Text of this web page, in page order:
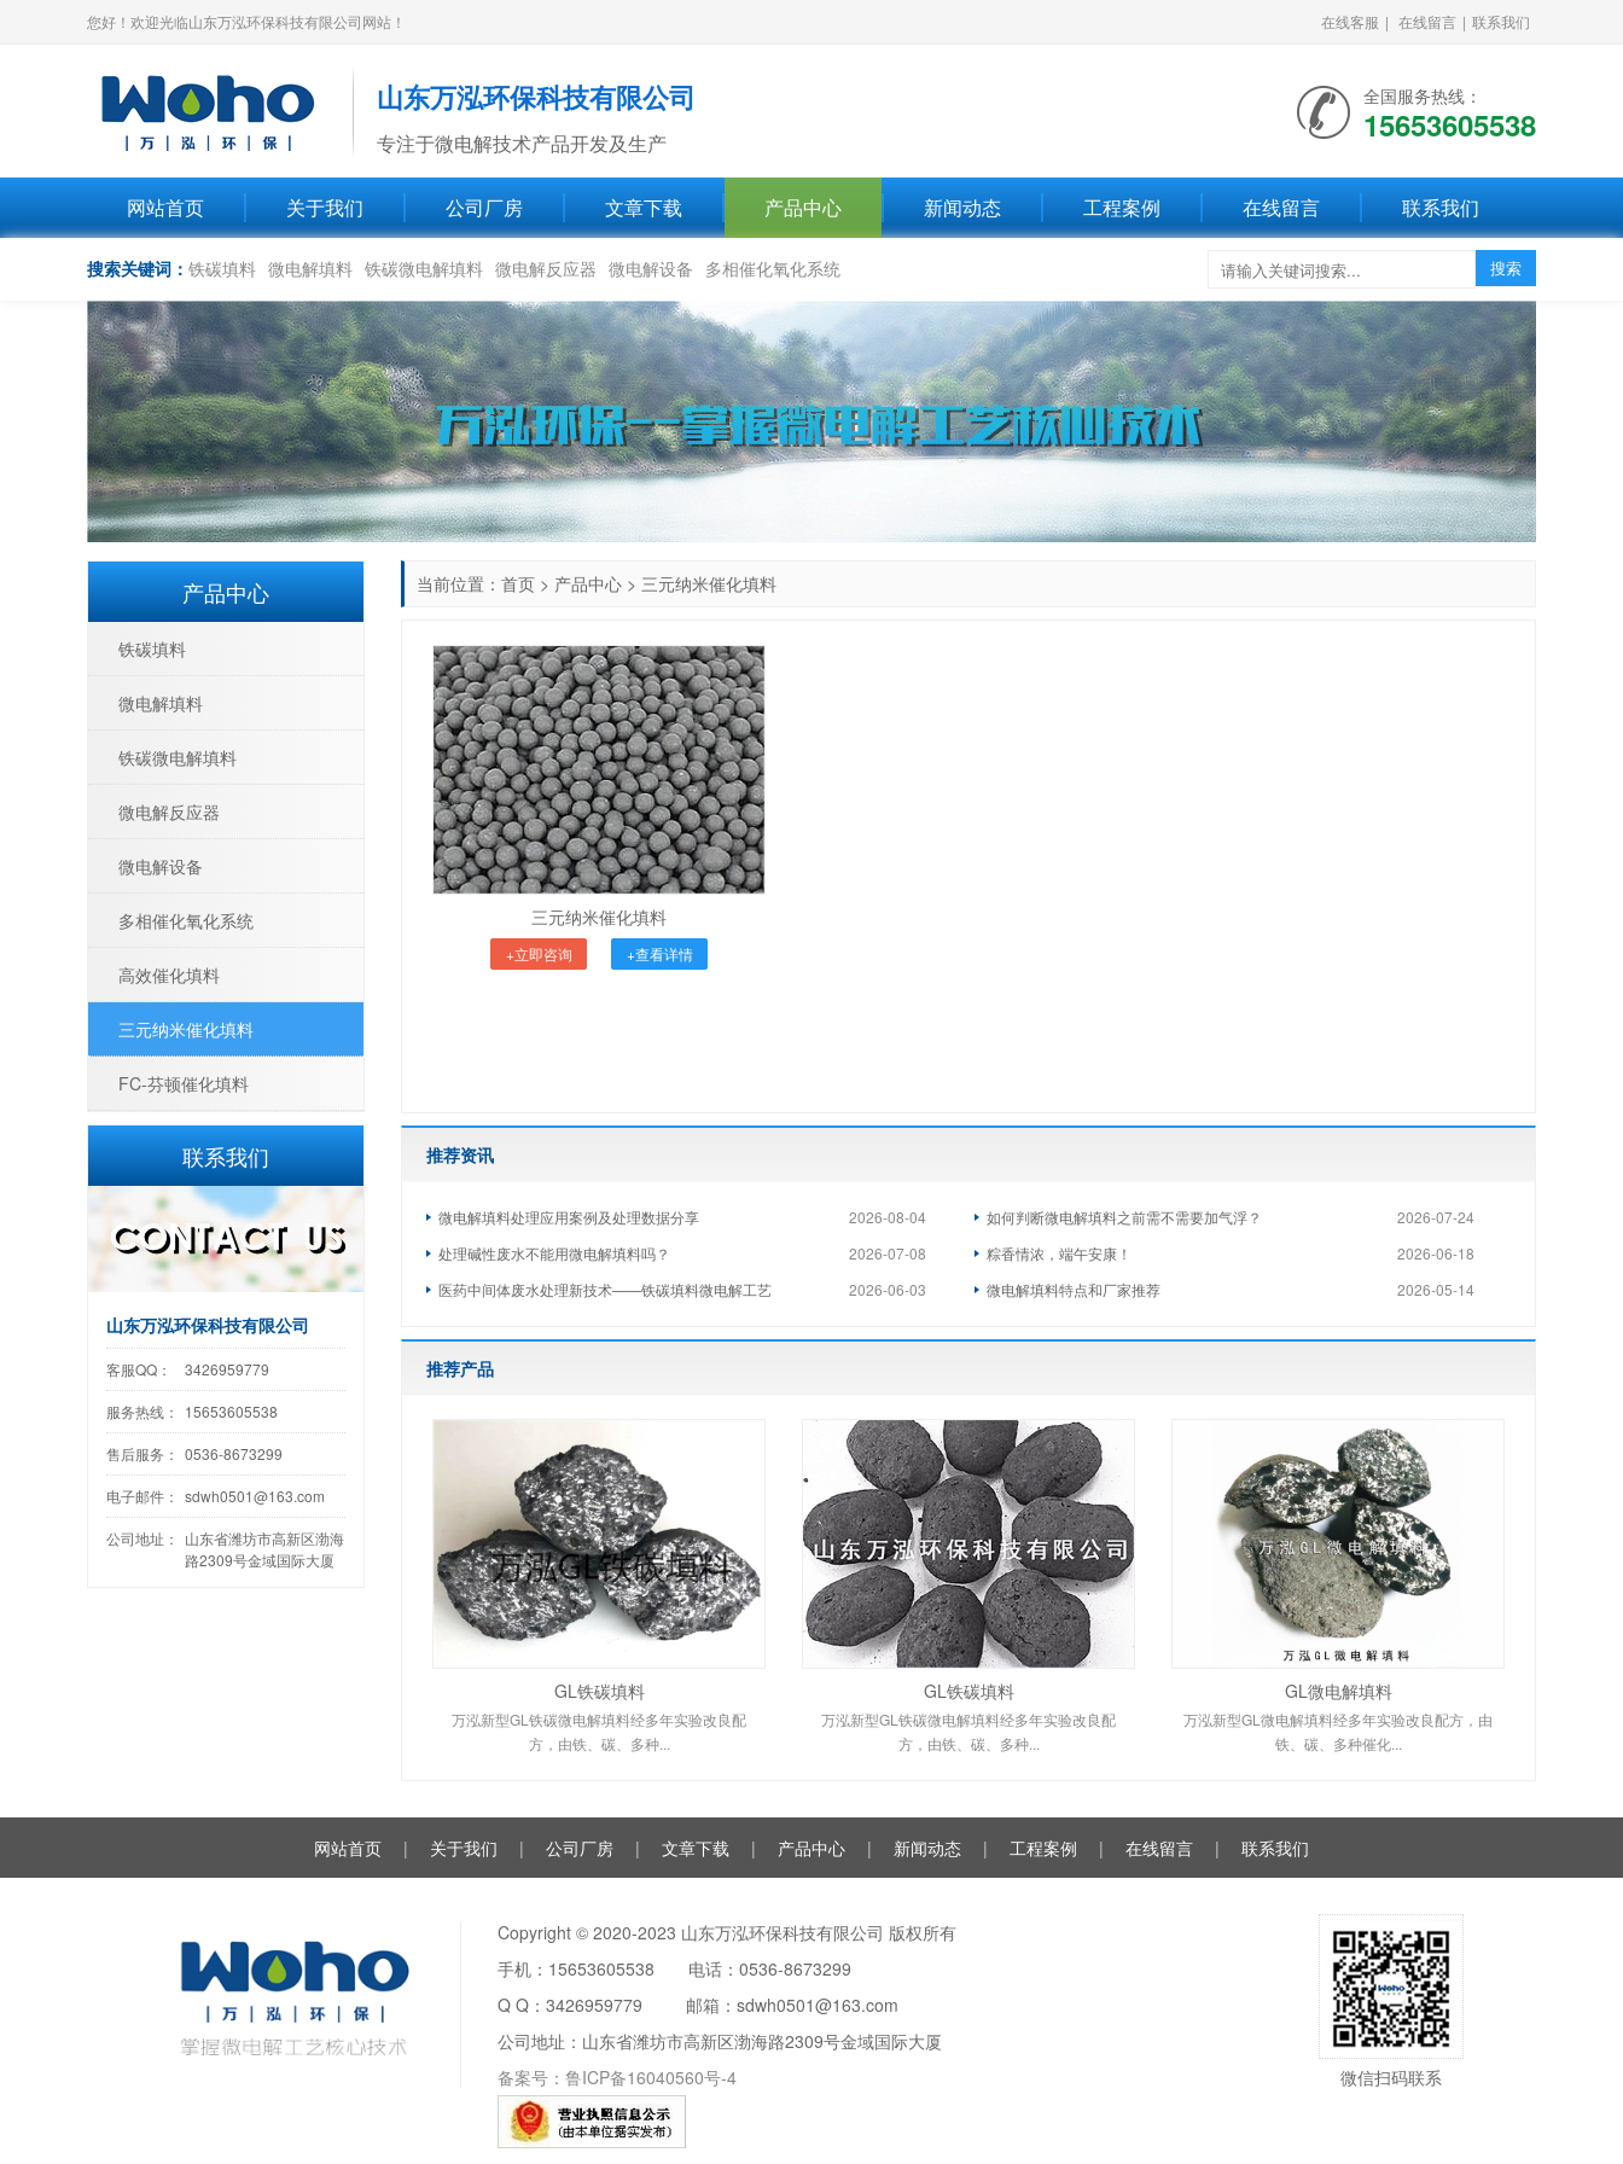
您好！欢迎光临山东万泓环保科技有限公司网站！ 在线客服 | 在线留言 | 联系我们
山东万泓环保科技有限公司
专注于微电解技术产品开发及生产
全国服务热线：
15653605538
网站首页 关于我们 公司厂房 文章下载 产品中心 新闻动态 工程案例 在线留言 联系我们
搜索关键词： 铁碳填料 微电解填料 铁碳微电解填料 微电解反应器 微电解设备 多相催化氧化系统
当前位置： 首页 > 产品中心 > 三元纳米催化填料
三元纳米催化填料
+立即咨询 +查看详情
推荐资讯
2026-08-04
微电解填料处理应用案例及处理数据分享 2026-07-24
如何判断微电解填料之前需不需要加气浮？
2026-07-08
处理碱性废水不能用微电解填料吗？ 2026-06-18
粽香情浓，端午安康！
2026-06-03
医药中间体废水处理新技术——铁碳填料微电解工艺 2026-05-14
微电解填料特点和厂家推荐
推荐产品
GL铁碳填料
万泓新型GL铁碳微电解填料经多年实验改良配
方，由铁、碳、多种...
GL铁碳填料
万泓新型GL铁碳微电解填料经多年实验改良配
方，由铁、碳、多种...
GL微电解填料
万泓新型GL微电解填料经多年实验改良配方，由
铁、碳、多种催化...
产品中心
铁碳填料
微电解填料
铁碳微电解填料
微电解反应器
微电解设备
多相催化氧化系统
高效催化填料
三元纳米催化填料
FC-芬顿催化填料
联系我们
山东万泓环保科技有限公司
客服QQ： 3426959779
服务热线： 15653605538
售后服务： 0536-8673299
电子邮件： sdwh0501@163.com
公司地址：
山东省潍坊市高新区渤海
路2309号金域国际大厦
网站首页 | 关于我们 | 公司厂房 | 文章下载 | 产品中心 | 新闻动态 | 工程案例 | 在线留言 | 联系我们
Copyright © 2020-2023 山东万泓环保科技有限公司 版权所有
手机：15653605538 电话：0536-8673299
Q Q： 3426959779 邮箱：sdwh0501@163.com
公司地址：山东省潍坊市高新区渤海路2309号金域国际大厦
备案号： 鲁ICP备16040560号-4 微信扫码联系